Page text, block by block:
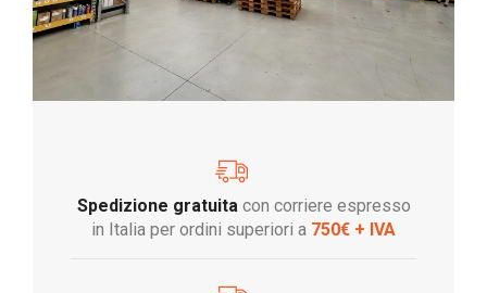
Spedizione gratuita con corriere espresso
in Italia per ordini superiori a 750€ + IVA